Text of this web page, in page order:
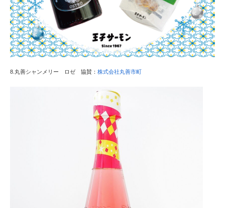
8.丸善シャンメリー ロゼ 協賛： 株式会社丸善市町